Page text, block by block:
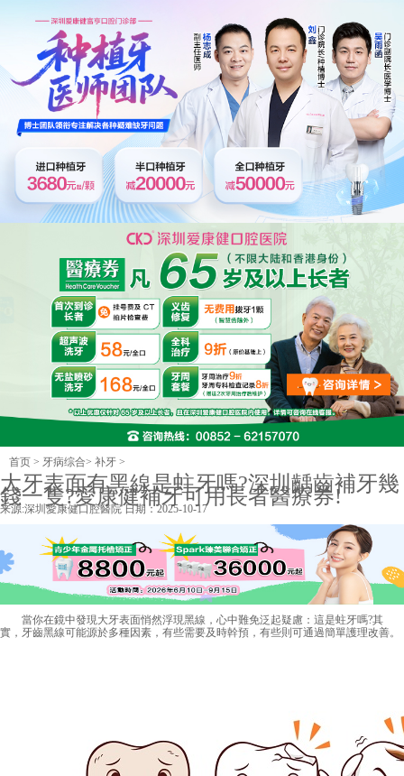
首页 > 牙病综合> 补牙 >
大牙表面有黑線是蛀牙嗎?深圳齲齒補牙幾
錢一隻?愛康健補牙可用長者醫療券!
来源:深圳愛康健口腔醫院日期：2025-10-17
當你在鏡中發現大牙表面悄然浮現黑線，心中難免泛起疑慮：這是蛀牙嗎?其
實，牙齒黑線可能源於多種因素，有些需要及時幹預，有些則可通過簡單護理改善。